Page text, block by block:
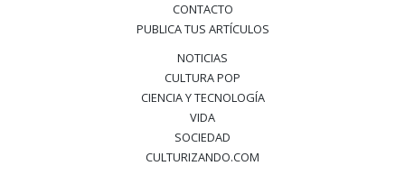
CONTACTO
PUBLICA TUS ARTÍCULOS
NOTICIAS
CULTURA POP
CIENCIA Y TECNOLOGÍA
VIDA
SOCIEDAD
CULTURIZANDO.COM